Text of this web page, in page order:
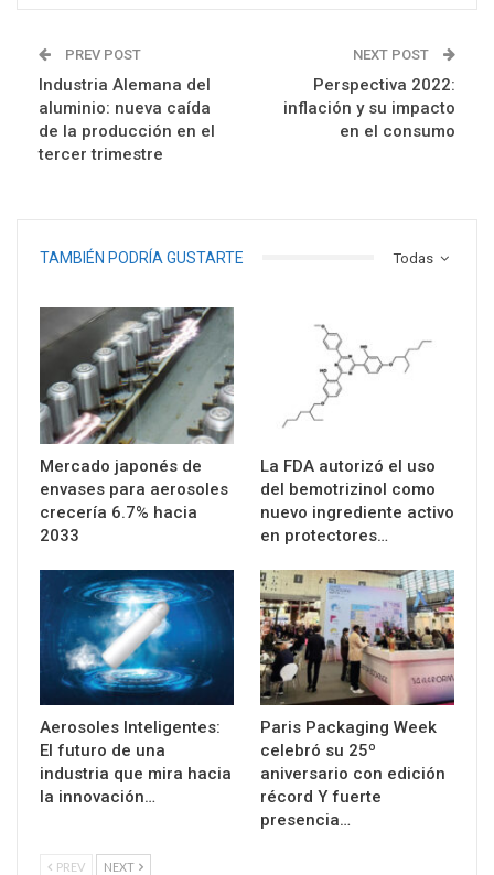
PREV POST
Industria Alemana del
aluminio: nueva caída
de la producción en el
tercer trimestre
NEXT POST
Perspectiva 2022:
inflación y su impacto
en el consumo
Todas
TAMBIÉN PODRÍA GUSTARTE
Mercado japonés de
envases para aerosoles
crecería 6.7% hacia
2033
La FDA autorizó el uso
del bemotrizinol como
nuevo ingrediente activo
en protectores…
Aerosoles Inteligentes:
El futuro de una
industria que mira hacia
la innovación…
Paris Packaging Week
celebró su 25º
aniversario con edición
récord Y fuerte
presencia…
PREV NEXT